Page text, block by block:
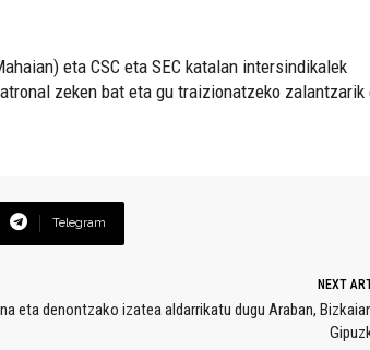
eta CSC eta SEC katalan intersindikalek
zeken bat eta gu traizionatzeko zalantzarik
Telegram
NEXT
eta denontzako izatea aldarrikatu dugu Araban,